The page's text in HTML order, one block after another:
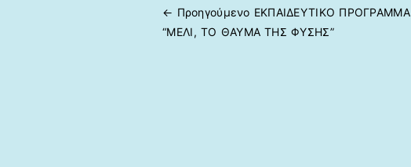
Πλοήγηση άρθρων
← Προηγούμενo ΕΚΠΑΙΔΕΥΤΙΚΟ ΠΡΟΓΡΑΜΜΑ
“ΜΕΛΙ, ΤΟ ΘΑΥΜΑ ΤΗΣ ΦΥΣΗΣ”